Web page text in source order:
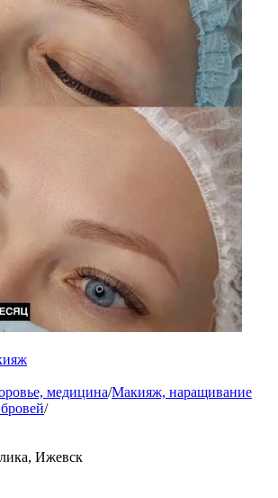
медицина/Макияж, наращивание
/
Ижевск